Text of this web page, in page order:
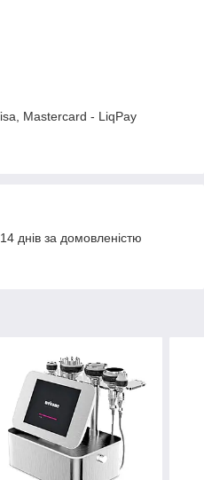
Mastercard - LiqPay
днів за домовленістю